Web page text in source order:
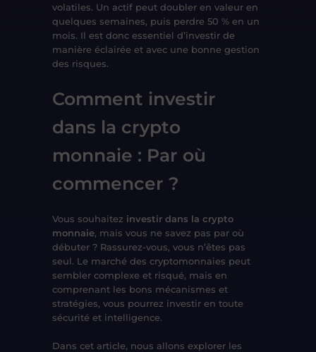
volatiles. Un actif peut doubler en valeur en
quelques semaines, puis perdre 50 % en un
mois. Il est donc essentiel d’investir de
manière éclairée et avec une bonne gestion
des risques.
Comment investir
dans la crypto
monnaie : Par où
commencer ?
Vous souhaitez investir dans la crypto
monnaie, mais vous ne savez pas par où
débuter ? Rassurez-vous, vous n’êtes pas
seul. Le marché des cryptomonnaies peut
sembler complexe et risqué, mais en
comprenant les bons mécanismes et
stratégies, vous pourrez investir en toute
sécurité et intelligence.
Dans cet article, nous allons explorer les